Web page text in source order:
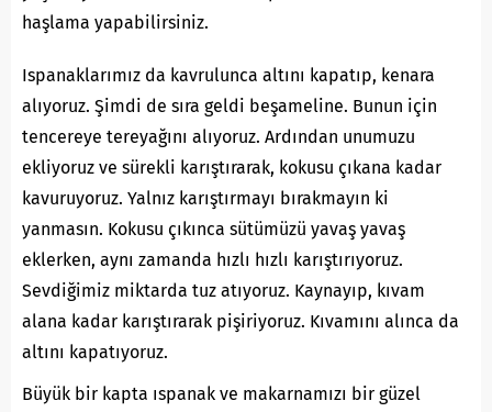
haşlama yapabilirsiniz.
Ispanaklarımız da kavrulunca altını kapatıp, kenara
alıyoruz. Şimdi de sıra geldi beşameline. Bunun için
tencereye tereyağını alıyoruz. Ardından unumuzu
ekliyoruz ve sürekli karıştırarak, kokusu çıkana kadar
kavuruyoruz. Yalnız karıştırmayı bırakmayın ki
yanmasın. Kokusu çıkınca sütümüzü yavaş yavaş
eklerken, aynı zamanda hızlı hızlı karıştırıyoruz.
Sevdiğimiz miktarda tuz atıyoruz. Kaynayıp, kıvam
alana kadar karıştırarak pişiriyoruz. Kıvamını alınca da
altını kapatıyoruz.
Büyük bir kapta ıspanak ve makarnamızı bir güzel